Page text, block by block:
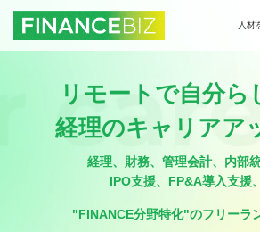
人材
リモートで自分ら
経理のキャリアア
経理、財務、管理会計、内部統
IPO支援、FP&A導入支援
"FINANCE分野特化"のフリーラ